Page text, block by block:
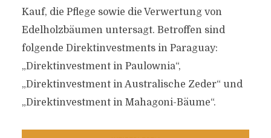
Kauf, die Pflege sowie die Verwertung von
Edelholzbäumen untersagt. Betroffen sind
folgende Direktinvestments in Paraguay:
„Direktinvestment in Paulownia“,
„Direktinvestment in Australische Zeder“ und
„Direktinvestment in Mahagoni-Bäume“.